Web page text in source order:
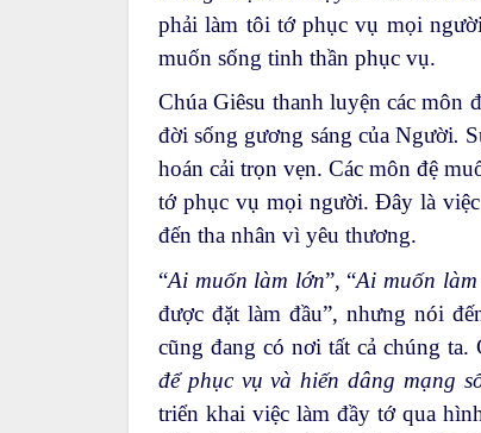
phải làm tôi tớ phục vụ mọi
muốn sống tinh thần phục vụ.
Chúa Giêsu thanh luyện các môn
đời sống gương sáng của Người.
hoán cải trọn vẹn. Các môn đệ
tớ phục vụ mọi người. Đây là
đến tha nhân vì yêu thương.
“Ai muốn làm lớn”, “Ai muốn
được đặt làm đầu”, nhưng nói
cũng đang có nơi tất cả chúng
để phục vụ và hiến dâng mạng
triển khai việc làm đầy tớ qua